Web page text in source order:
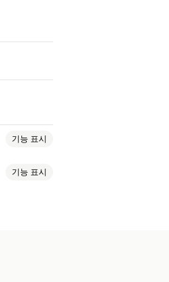
기능 표시
기능 표시